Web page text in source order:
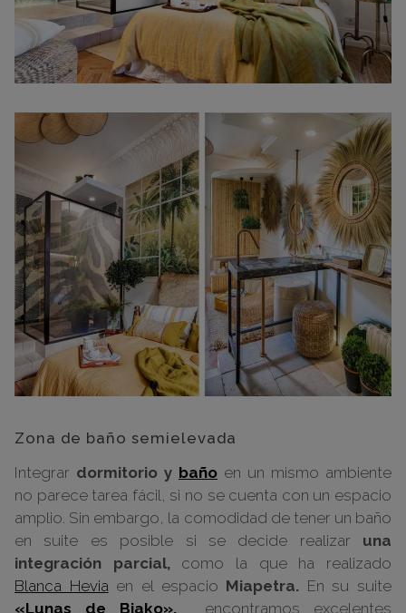
Zona de baño semielevada
Integrar dormitorio y baño en un mismo ambiente
no parece tarea fácil, si no se cuenta con un espacio
amplio. Sin embargo, la comodidad de tener un baño
en suite es posible si se decide realizar una
integración parcial,como la que ha realizado
Blanca Heviaen el espacio Miapetra. En su suite
«Lunas de Biako», encontramos excelentes